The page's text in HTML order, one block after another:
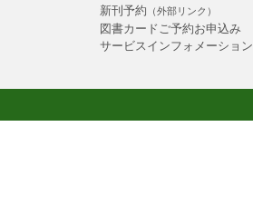
新刊予約 （外部リンク）
図書カードご予約お申込み
サービスインフォメーション